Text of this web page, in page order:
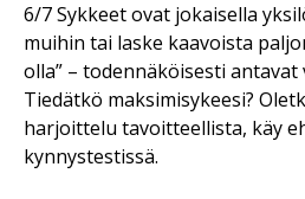
6/7 Sykkeet ovat jokaisella
muihin tai laske kaavoista
olla” – todennäköisesti antavat
Tiedätkö maksimisykeesi?
harjoittelu tavoitteellista, käy
kynnystestissä.